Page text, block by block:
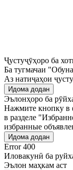
Ҷустуҷӯҳоро ба
Ба тугмачаи
Аз натиҷаҳои
Идома додан
Эълонҳоро ба
Нажмите кнопку в
в разделе
избранные
Идома додан
Error 400
Иловакунӣ ба
Эълон маҳкам аст